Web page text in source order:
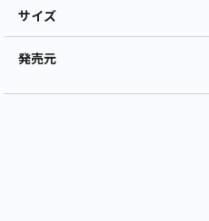
サイズ
発売元